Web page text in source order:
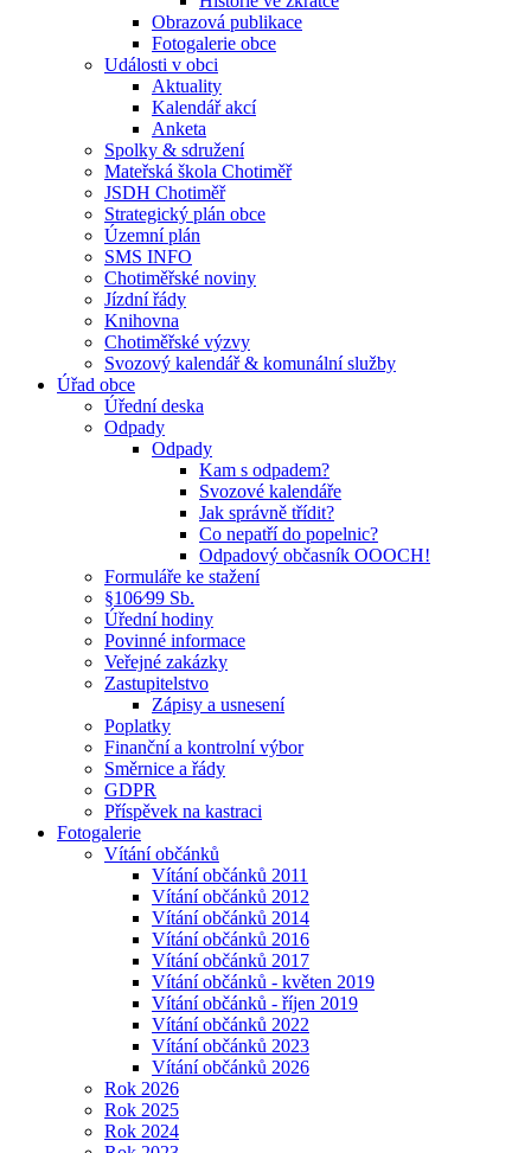
Obrazová publikace
Fotogalerie obce
Události v obci
Aktuality
Kalendář akcí
Anketa
Spolky & sdružení
Mateřská škola Chotiměř
JSDH Chotiměř
Strategický plán obce
Územní plán
SMS INFO
Chotiměřské noviny
Jízdní řády
Knihovna
Chotiměřské výzvy
Svozový kalendář & komunální služby
Úřad obce
Úřední deska
Odpady
Odpady
Kam s odpadem?
Svozové kalendáře
Jak správně třídit?
Co nepatří do popelnic?
Odpadový občasník OOOCH!
Formuláře ke stažení
§106⁄99 Sb.
Úřední hodiny
Povinné informace
Veřejné zakázky
Zastupitelstvo
Zápisy a usnesení
Poplatky
Finanční a kontrolní výbor
Směrnice a řády
GDPR
Příspěvek na kastraci
Fotogalerie
Vítání občánků
Vítání občánků 2011
Vítání občánků 2012
Vítání občánků 2014
Vítání občánků 2016
Vítání občánků 2017
Vítání občánků - květen 2019
Vítání občánků - říjen 2019
Vítání občánků 2022
Vítání občánků 2023
Vítání občánků 2026
Rok 2026
Rok 2025
Rok 2024